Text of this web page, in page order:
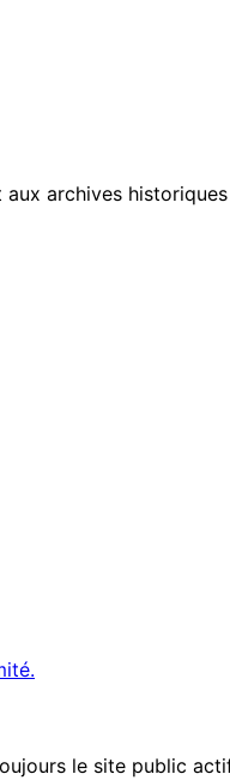
archives
le site public